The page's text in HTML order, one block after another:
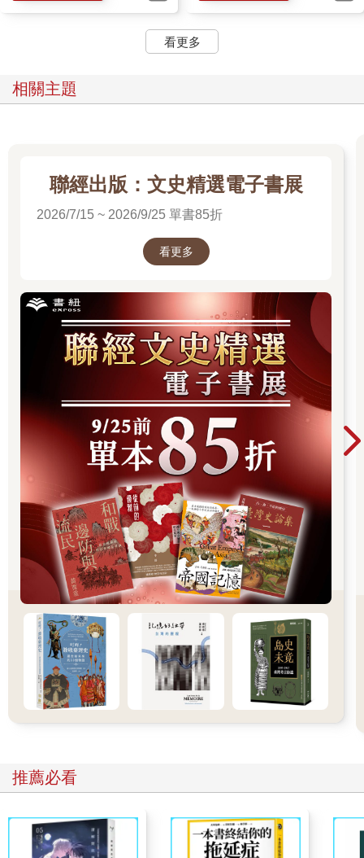
看更多
相關主題
聯經出版：文史精選電子書展
2026/7/15 ~ 2026/9/25 單書85折
看更多
推薦必看